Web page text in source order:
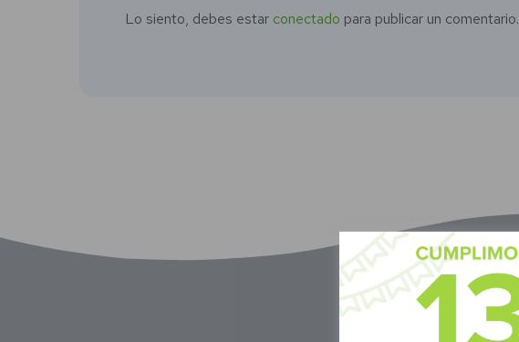
Lo siento, debes estar conectado para publicar un comentario.